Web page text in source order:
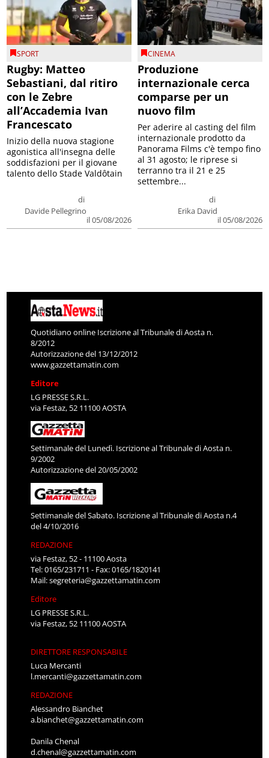
SPORT
Rugby: Matteo
Sebastiani, dal ritiro
con le Zebre
all’Accademia Ivan
Francescato
di
Davide Pellegrino
il 05/08/2026
Inizio della nuova stagione
agonistica all'insegna delle
soddisfazioni per il giovane
talento dello Stade Valdôtain
CINEMA
Produzione
internazionale cerca
comparse per un
nuovo film
di
Erika David
il 05/08/2026
Per aderire al casting del film
internazionale prodotto da
Panorama Films c'è tempo fino
al 31 agosto; le riprese si
terranno tra il 21 e 25
settembre...
Quotidiano online Iscrizione al Tribunale di Aosta n.
8/2012
Autorizzazione del 13/12/2012
www.gazzettamatin.com
Editore
LG PRESSE S.R.L.
via Festaz, 52 11100 AOSTA
Settimanale del Lunedì. Iscrizione al Tribunale di Aosta n.
9/2002
Autorizzazione del 20/05/2002
Settimanale del Sabato. Iscrizione al Tribunale di Aosta n.4
del 4/10/2016
REDAZIONE
via Festaz, 52 - 11100 Aosta
Tel: 0165/231711 - Fax: 0165/1820141
Mail:segreteria@gazzettamatin.com
Editore
LG PRESSE S.R.L.
via Festaz, 52 11100 AOSTA
DIRETTORE RESPONSABILE
Luca Mercanti
l.mercanti@gazzettamatin.com
REDAZIONE
Alessandro Bianchet
a.bianchet@gazzettamatin.com
Danila Chenal
d.chenal@gazzettamatin.com